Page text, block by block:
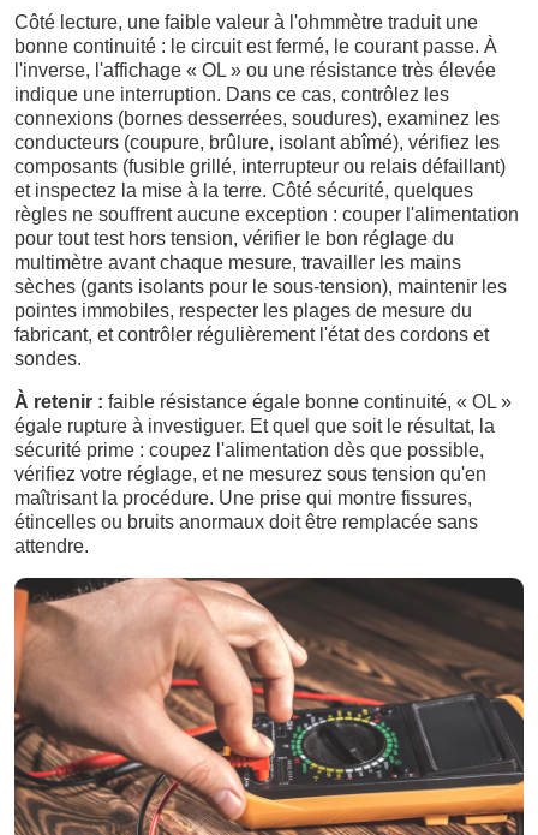
Côté lecture, une faible valeur à l'ohmmètre traduit une
bonne continuité : le circuit est fermé, le courant passe. À
l'inverse, l'affichage « OL » ou une résistance très élevée
indique une interruption. Dans ce cas, contrôlez les
connexions (bornes desserrées, soudures), examinez les
conducteurs (coupure, brûlure, isolant abîmé), vérifiez les
composants (fusible grillé, interrupteur ou relais défaillant)
et inspectez la mise à la terre. Côté sécurité, quelques
règles ne souffrent aucune exception : couper l'alimentation
pour tout test hors tension, vérifier le bon réglage du
multimètre avant chaque mesure, travailler les mains
sèches (gants isolants pour le sous-tension), maintenir les
pointes immobiles, respecter les plages de mesure du
fabricant, et contrôler régulièrement l'état des cordons et
sondes.
À retenir : faible résistance égale bonne continuité, « OL »
égale rupture à investiguer. Et quel que soit le résultat, la
sécurité prime : coupez l'alimentation dès que possible,
vérifiez votre réglage, et ne mesurez sous tension qu'en
maîtrisant la procédure. Une prise qui montre fissures,
étincelles ou bruits anormaux doit être remplacée sans
attendre.